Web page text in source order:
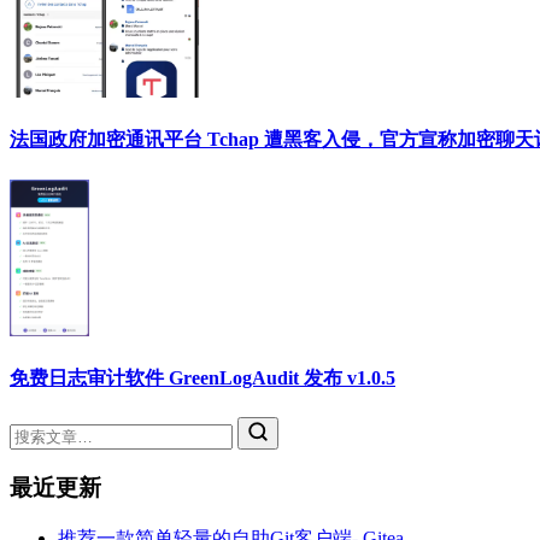
法国政府加密通讯平台 Tchap 遭黑客入侵，官方宣称加密聊天
免费日志审计软件 GreenLogAudit 发布 v1.0.5
最近更新